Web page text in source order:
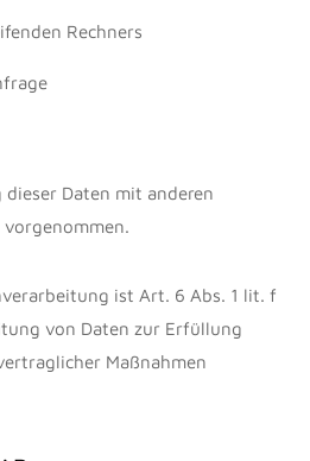
Rechners
Daten mit anderen
ist Art. 6 Abs. 1 lit. f
von Daten zur Erfüllung
Maßnahmen